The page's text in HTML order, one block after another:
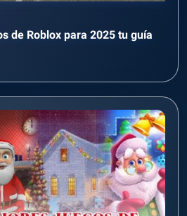
de Roblox para 2025 tu guía